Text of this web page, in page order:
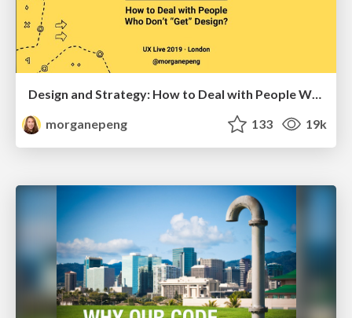
Design and Strategy: How to Deal with People Who Don’t "Get" Design
morganepeng
133 19k